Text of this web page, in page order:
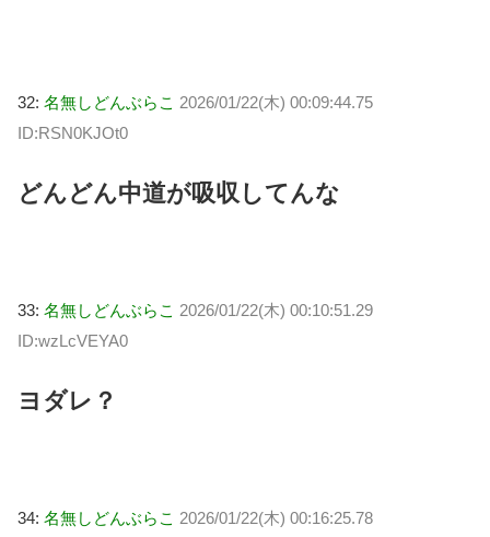
32: 名無しどんぶらこ 2026/01/22(木) 00:09:44.75
ID:RSN0KJOt0
どんどん中道が吸収してんな
33: 名無しどんぶらこ 2026/01/22(木) 00:10:51.29
ID:wzLcVEYA0
ヨダレ？
34: 名無しどんぶらこ 2026/01/22(木) 00:16:25.78